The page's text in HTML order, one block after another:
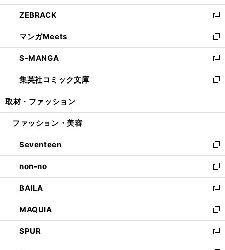
開
く
ウ
で
開
く
ン
ド
ウ
で
開
く
ウ
ィ
ン
ド
ウ
で
開
く
し
い
ウ
ィ
ン
ド
ウ
で
開
ZEBRACK
新
し
い
ウ
ィ
ン
ド
ウ
開
マンガMeets
新
し
い
ウ
ィ
ン
ウ
開
く
S-MANGA
新
し
い
ウ
ン
ウ
で
開
く
集英社コミック文庫
新
し
ウ
ン
ド
ウ
で
開
く
取材・ファッション
ファッション・美容
Seventeen
新
し
い
ウ
ィ
ン
ド
ウ
で
開
non-no
新
し
い
ウ
ィ
ン
ド
ウ
BAILA
新
し
い
ウ
ィ
ン
MAQUIA
新
し
い
ウ
SPUR
新
し